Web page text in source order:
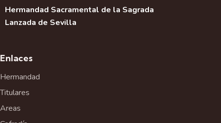
Hermandad Sacramental de la Sagrada
Lanzada de Sevilla
Enlaces
Hermandad
Titulares
Areas